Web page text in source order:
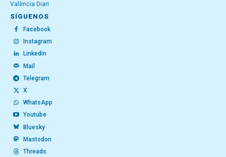
València Diari
SÍGUENOS
Facebook
Instagram
Linkedin
Mail
Telegram
X
WhatsApp
Youtube
Bluesky
Mastodon
Threads